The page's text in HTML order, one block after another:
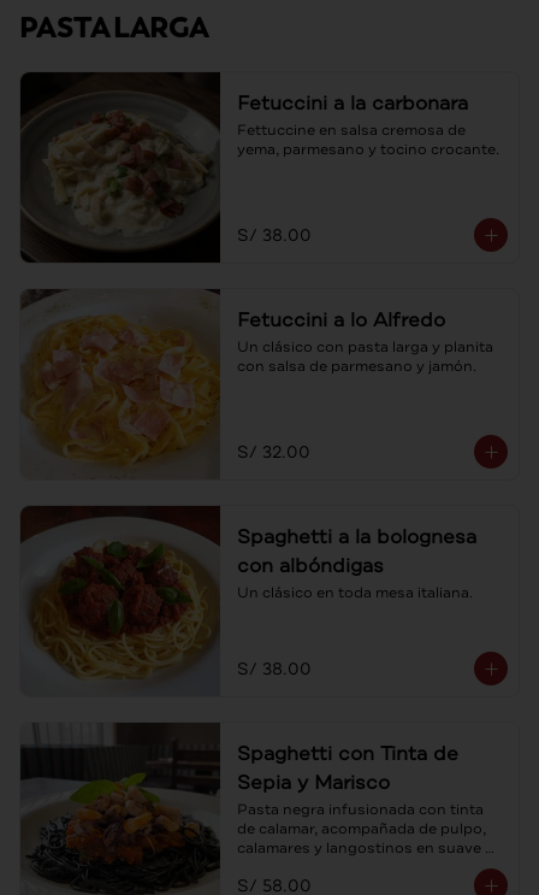
PASTA LARGA
Fetuccini a la carbonara
Fettuccine en salsa cremosa de
yema, parmesano y tocino crocante.
S/ 38.00
Fetuccini a lo Alfredo
Un clásico con pasta larga y planita
con salsa de parmesano y jamón.
S/ 32.00
Spaghetti a la bolognesa
con albóndigas
Un clásico en toda mesa italiana.
S/ 38.00
Spaghetti con Tinta de
Sepia y Marisco
Pasta negra infusionada con tinta
de calamar, acompañada de pulpo,
calamares y langostinos en suave
S/ 58.00